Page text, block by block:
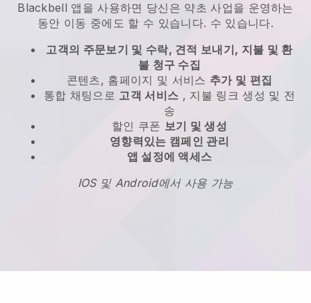
Blackbell 앱을 사용하면 당신은 약초 사업을 운영하는
동안 이동 중에도 할 수 있습니다. 수 있습니다.
고객의 주문보기 및 수락, 견적 보내기, 지불 및 환
불 청구 수집
콘텐츠, 홈페이지 및 서비스 추가 및 편집
통합 채팅으로 고객 서비스 , 지불 링크 생성 및 전
송
할인 쿠폰 보기 및 생성
영향력있는 캠페인 관리
앱 설정에 액세스
IOS 및 Android에서 사용 가능